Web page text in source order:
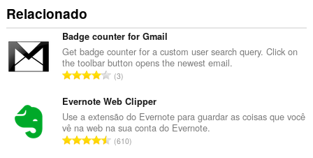
Relacionado
Badge counter for Gmail
Get badge counter for a custom user search query. Click on
the toolbar button opens the newest email.
N
m
e
r
o
3
Evernote Web Clipper
Use a extensão do Evernote para guardar as coisas que você
vê na web na sua conta do Evernote.
N610